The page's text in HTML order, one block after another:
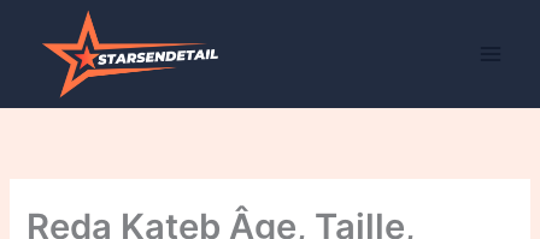
Reda Kateb Âge, Taille,